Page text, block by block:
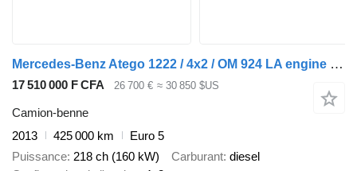
Mercedes-Benz Atego 1222 / 4x2 / OM 924 LA engine / MKG crane
17 510 000 F CFA 26 700 € ≈ 30 850 $US
Camion-benne
2013
425 000 km
Euro 5
Puissance 218 ch (160 kW) Carburant diesel